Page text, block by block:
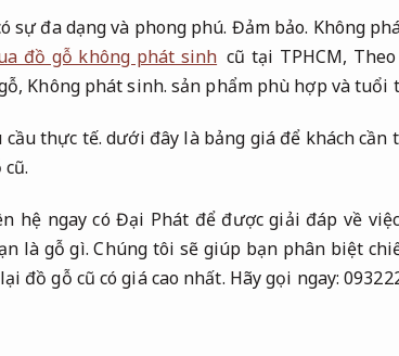
sự đa dạng và phong phú. Đảm bảo. Không
đồ gỗ không phát sinh cũ tại TPHCM,
Không phát sinh. sản phẩm phù hợp và tuổi
thực tế. dưới đây là bảng giá để khách cần
hệ ngay có Đại Phát để được giải đáp về
là gỗ gì. Chúng tôi sẽ giúp bạn phân biệt
đồ gỗ cũ có giá cao nhất. Hãy gọi ngay: